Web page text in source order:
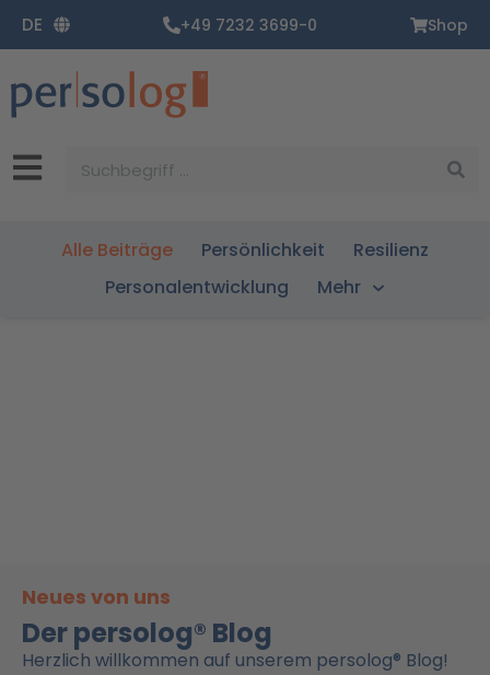
Inhalt
springen
DE +49 7232 3699-0 Shop
Alle Beiträge Persönlichkeit
Resilienz
Personalentwicklung
Mehr
Neues von uns
Der persolog® Blog
Herzlich willkommen auf unserem persolog® Blog!